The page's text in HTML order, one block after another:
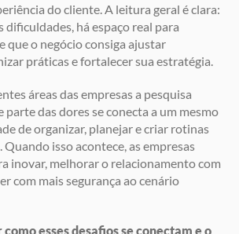
do cliente. A leitura geral é clara:
dificuldades, há espaço real para
que o negócio consiga ajustar
práticas e fortalecer sua estratégia.
áreas das empresas a pesquisa
parte das dores se conecta a um mesmo
de organizar, planejar e criar rotinas
isso acontece, as empresas
inovar, melhorar o relacionamento com
com mais segurança ao cenário
esses desafios se conectam e o